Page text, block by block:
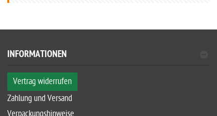
INFORMATIONEN
Vertrag widerrufen
Zahlung und Versand
Verpackungshinweise